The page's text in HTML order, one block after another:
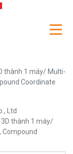
thành 1 máy/ Multi-
Coordinate
Ltd
3D thành 1 máy/
Compound